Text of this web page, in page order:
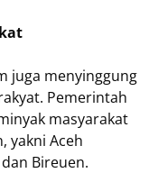
juga menyinggung
Pemerintah
masyarakat
yakni Aceh
Bireuen.